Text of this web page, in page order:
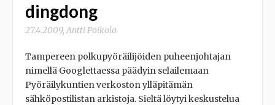
dingdong
27.4.2009,Antti Poikola
Tampereen polkupyöräilijöiden puheenjohtajan
nimellä Googlettaessa päädyin selailemaan
Pyöräilykuntien verkoston ylläpitämän
sähköpostilistan arkistoja. Sieltä löytyi keskustelua